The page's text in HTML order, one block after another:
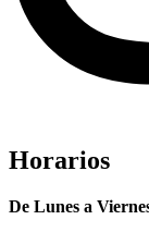
Horarios
De Lunes a